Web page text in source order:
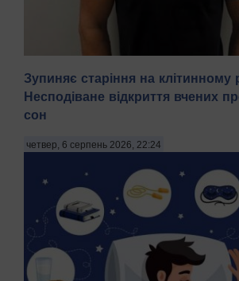
років за підозрою у груповому
поліції в четвер, 6 серпня, зазначають
"На Бориспільщині троє чоловіків, з...
Зупиняє старіння на клітинному
Несподіване відкриття вчених
сон
четвер, 6 серпень 2026, 22:24